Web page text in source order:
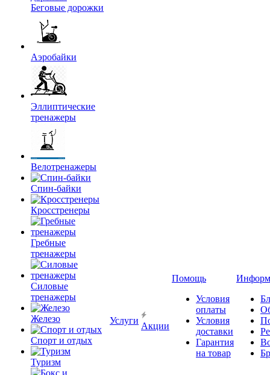
Беговые дорожки
Аэробайки
Эллиптические
тренажеры
Велотренажеры
Спин-байки
Кросстренеры
Гребные
тренажеры
Силовые
тренажеры
Железо
Спорт и отдых
Туризм
Услуги
Акции
Помощь
Условия
оплаты
Условия
доставки
Гарантия
на товар